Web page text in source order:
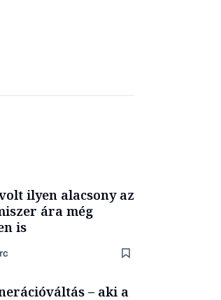
ilyen alacsony az
ára még
is
– aki a